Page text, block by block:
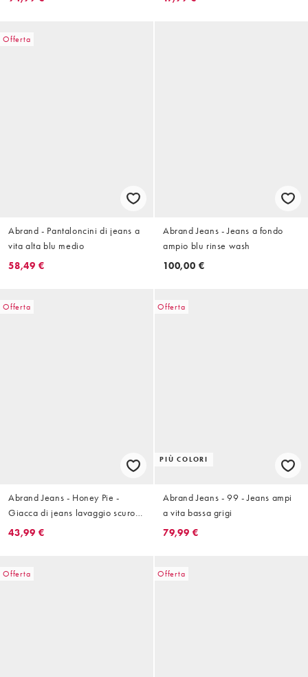
Offerta
Abrand - Pantaloncini di jeans a
vita alta blu medio
58,49 €
Abrand Jeans - Jeans a fondo
ampio blu rinse wash
100,00 €
Offerta
Abrand Jeans - Honey Pie -
Giacca di jeans lavaggio scuro
con bottoni sul davanti
43,99 €
Offerta
PIÙ COLORI
Abrand Jeans - 99 - Jeans ampi
a vita bassa grigi
79,99 €
Offerta Offerta